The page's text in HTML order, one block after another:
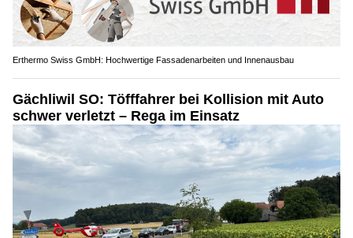
Erthermo Swiss GmbH: Hochwertige Fassadenarbeiten und Innenausbau
Gächliwil SO: Töfffahrer bei Kollision mit Auto
schwer verletzt – Rega im Einsatz